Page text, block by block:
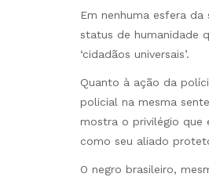
Em nenhuma esfera da
status de humanidade
‘cidadãos universais’.
Quanto à ação da
policial na mesma
mostra o privilégio que
como seu aliado
O negro brasileiro,